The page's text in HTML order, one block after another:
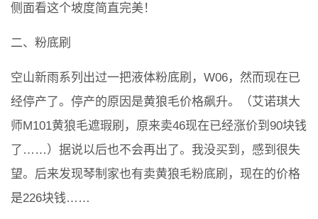
侧面看这个坡度简直完美！
二、粉底刷
空山新雨系列出过一把液体粉底刷，W06，然而现在已
经停产了。停产的原因是黄狼毛价格飙升。（艾诺琪大
师M101黄狼毛遮瑕刷，原来卖46现在已经涨价到90块钱
了……）据说以后也不会再出了。我没买到，感到很失
望。后来发现琴制家也有卖黄狼毛粉底刷，现在的价格
是226块钱……